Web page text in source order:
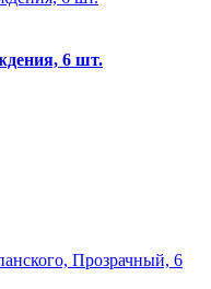
6 шт.